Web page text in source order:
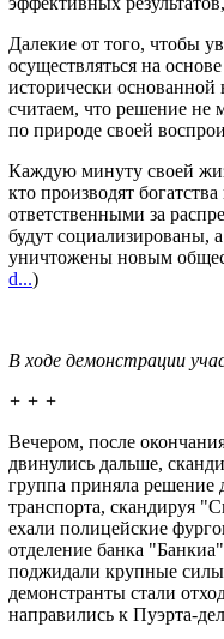
Далекие от того, чтобы
осуществляться на
исторически
считаем, что решение не
по природе своей
Каждую минуту своей
кто производят
ответственными за
будут социализированы,
уничтожены новым
d...)
В ходе демонстрации
+ + +
Вечером, после
двинулись дальше,
группа приняла решение
транспорта, скандируя
ехали полицейские
отделение банка
поджидали крупные силы
демонстранты стали
направились к Пуэрта-